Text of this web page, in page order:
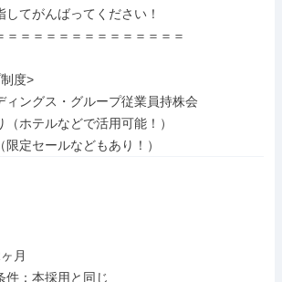
てがんばってください！
＝＝＝＝＝＝＝＝＝＝＝＝＝＝
度>
ィングス・グループ従業員持株会
（ホテルなどで活用可能！）
限定セールなどもあり！）
月